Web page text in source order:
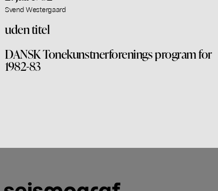
Svend Westergaard
uden titel
DANSK Tonekunstnerforenings program for
1982-83